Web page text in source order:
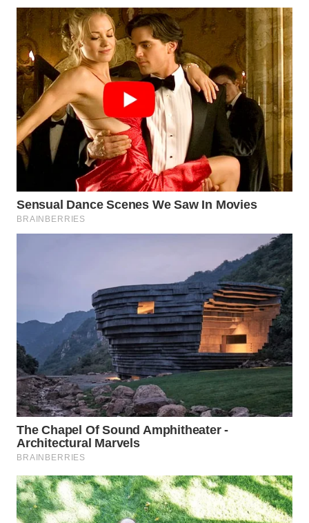
WN
SULUT
WN
MALUKU
WN
MALUT
DAIRI
WN
WN
LANGKAT
WN
TAPANULI
SELATAN
WN
TANJUNG
LESUNG